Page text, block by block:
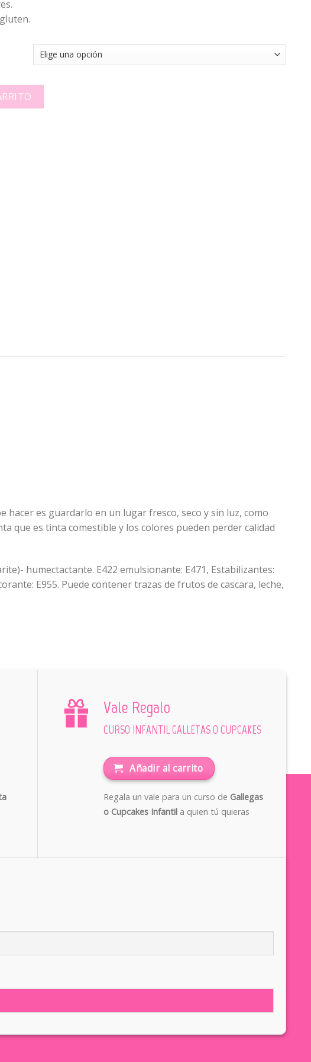
hacer es guardarlo en un lugar fresco, seco y sin luz, como
que es tinta comestible y los colores pueden perder calidad
humectactante. E422 emulsionante: E471, Estabilizantes:
E955. Puede contener trazas de frutos de cascara, leche,
Vale Regalo
CURSO INFANTIL GALLETAS O CUPCAKES
Añadir al carrito
Regala un vale para un curso de Gallegas
o Cupcakes Infantil a quien tú quieras